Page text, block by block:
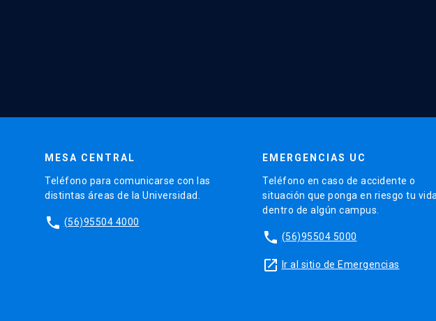
MESA CENTRAL
Teléfono para comunicarse con las
distintas áreas de la Universidad.
phone (56)95504 4000
EMERGENCIAS UC
Teléfono en caso de accidente o
situación que ponga en riesgo tu vida
dentro de algún campus.
phone (56)95504 5000
launch Ir al sitio de Emergencias